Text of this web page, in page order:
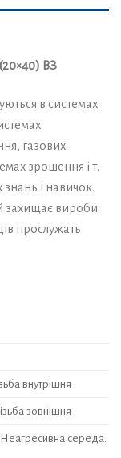
ВЗ
в системах
газових
зрошення і т.
і навичок.
захищає вироби
прослужать
внутрішня
зовнішня
середа.